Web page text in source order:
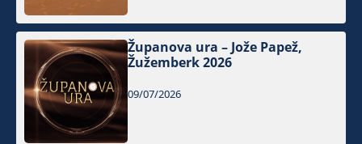
Županova ura – Jože Papež,
Žužemberk 2026
09/07/2026